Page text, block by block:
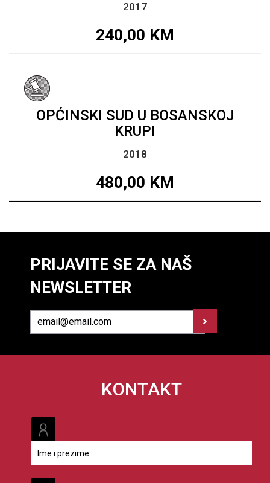
2017
240,00 KM
OPĆINSKI SUD U BOSANSKOJ
KRUPI
2018
480,00 KM
PRIJAVITE SE ZA NAŠ
NEWSLETTER
KONTAKT